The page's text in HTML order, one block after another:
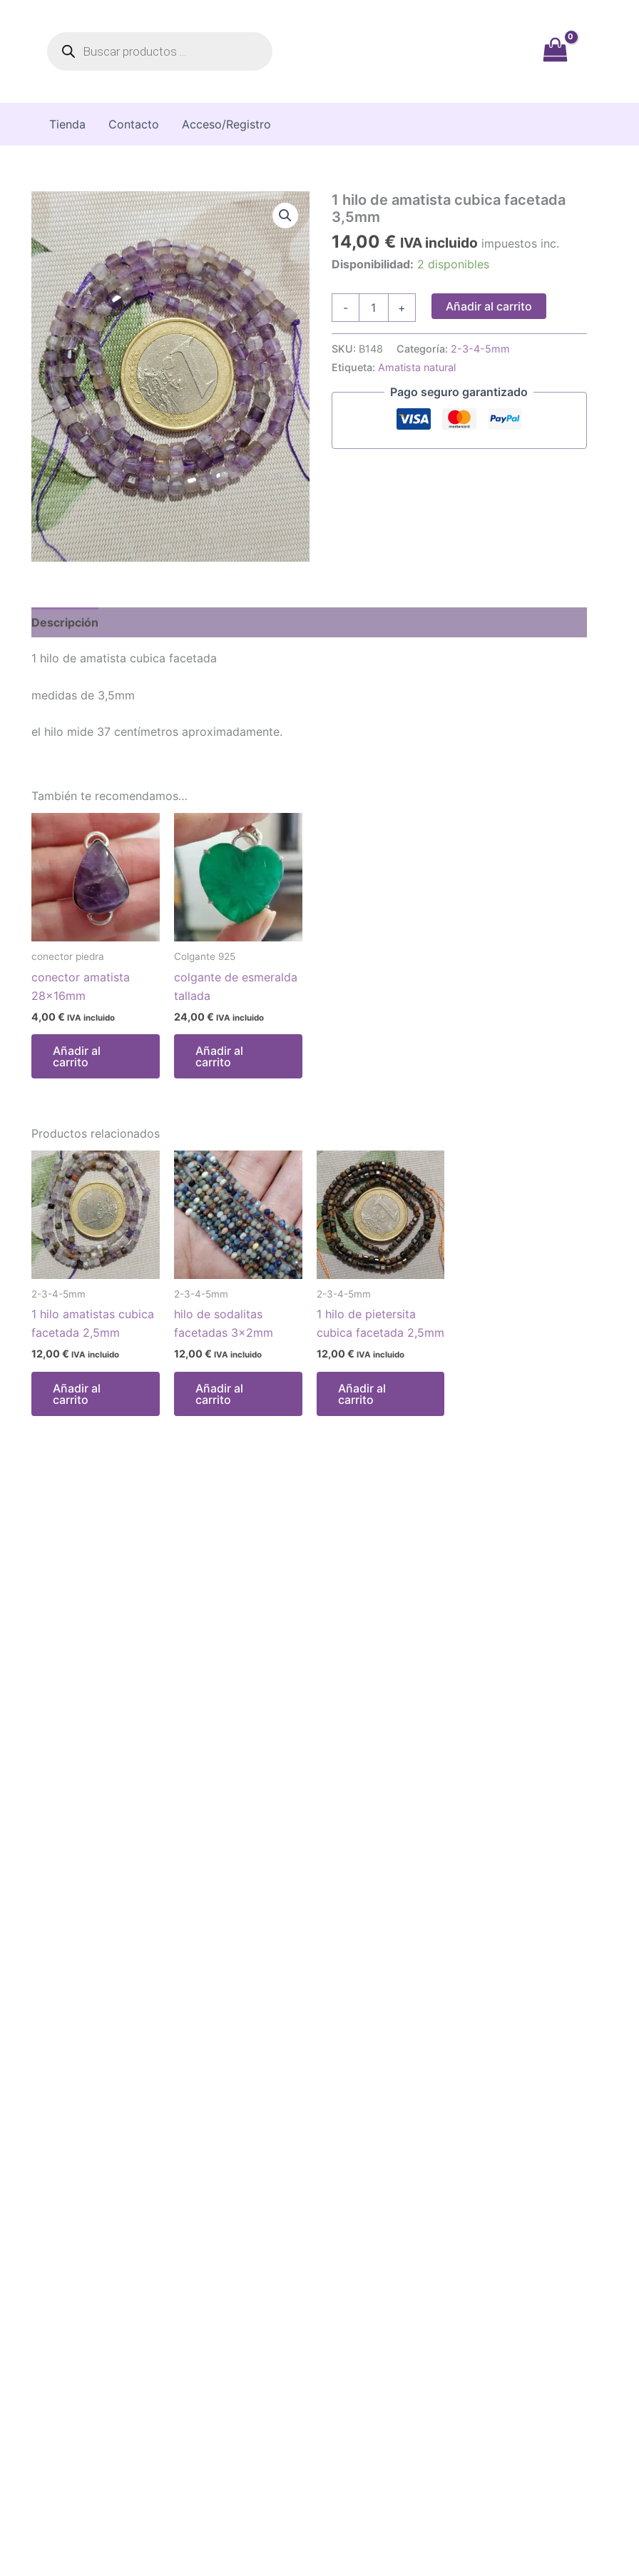
Tienda Contacto Acceso/Registro
1 hilo de amatista cubica facetada
3,5mm
14,00 € IVA incluido impuestos inc.
Disponibilidad: 2 disponibles
-
amatista
cubica
facetada
+ Añadir al carrito
SKU: B148 Categoría: 2-3-4-5mm
Etiqueta: Amatista natural
Pago seguro garantizado
Descripción
1 hilo de amatista cubica facetada
medidas de 3,5mm
el hilo mide 37 centímetros aproximadamente.
También te recomendamos…
conector piedra
conector amatista
28x16mm
4,00 € IVA incluido
Añadir al
carrito
Colgante 925
colgante de esmeralda
tallada
24,00 € IVA incluido
Añadir al
carrito
Productos relacionados
2-3-4-5mm
1 hilo amatistas cubica
facetada 2,5mm
12,00 € IVA incluido
Añadir al
carrito
2-3-4-5mm
hilo de sodalitas
facetadas 3x2mm
12,00 € IVA incluido
Añadir al
carrito
2-3-4-5mm
1 hilo de pietersita
cubica facetada 2,5mm
12,00 € IVA incluido
Añadir al
carrito